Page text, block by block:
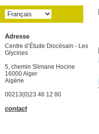
Adresse
Centre d’Étude Diocésain - Les
Glycines
5, chemin Slimane Hocine
16000 Alger
Algérie
00213(0)23 46 12 80
contact